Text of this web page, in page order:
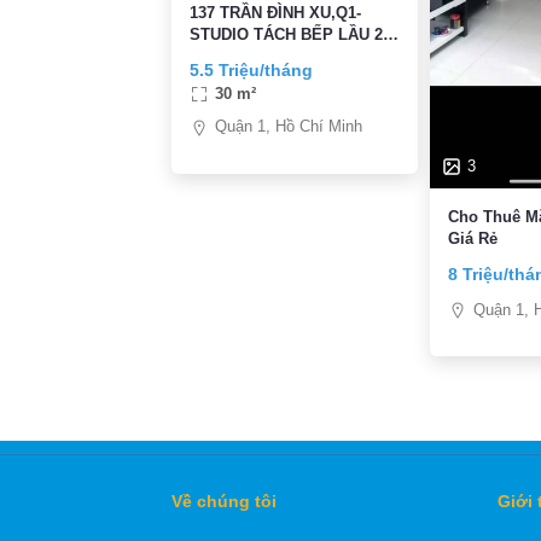
137 TRẦN ĐÌNH XU,Q1-
STUDIO TÁCH BẾP LẦU 2-
NT CAO CẤP- FREE XE-
5,5TR/TH
5.5 Triệu/tháng
30 m²
Quận 1, Hồ Chí Minh
3
Cho Thuê
Giá Rẻ
8 Triệu/
Quận 1,
Về chúng tôi Giới